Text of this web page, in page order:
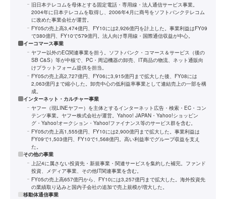
旧日本テレコムを母体とする固定電話・専用線・法人通信サービス事業。
2004年に日本テレコムを取得し、2006年4月に商号をソフトバンクテレコム
に改めた事業会社が運営。
FY05の売上高3,474億円、FY10には2,926億円を計上した。事業利益はFY09
で380億円、FY10で579億円。法人向け専用線・国際通信収益が中心。
イーコマース事業
ヤフー以外のEC関連事業を担う。ソフトバンク・コマース＆サービス（後の
SB C&S）等が中核で、PC・周辺機器の卸売、IT商品の物流、ネット通販向
けプラットフォーム提供を担当。
FY05の売上高2,727億円、FY06に3,915億円まで拡大した後、FY08には
2,063億円まで縮小した。卸売中心の低利益率事業として連結売上の一部を構
成。
インターネット・カルチャー事業
ヤフー（現LINEヤフー）を主体とするインターネット広告・検索・EC・コン
テンツ事業。ヤフー株式会社が運営。Yahoo! JAPAN・Yahoo!ショッピン
グ・Yahoo!オークション・Yahoo!ファイナンス等のサービス群を含む。
FY05の売上高1,555億円、FY10には2,900億円まで拡大した。事業利益は
FY09で1,503億円、FY10で1,568億円。高い利益率でグループ収益を支え
た。
その他の事業
上記4に属さない投資先・新規事業・関連サービスを集約した補完。ファンド
投資、メディア事業、その他IT関連事業を含む。
FY05の売上高657億円から、FY10には3,257億円まで拡大した。海外投資先
の業績取り込みと国内子会社の追加で売上規模が増大した。
移動体通信事業